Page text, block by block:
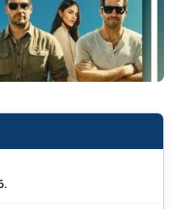
Night: Film Gaj